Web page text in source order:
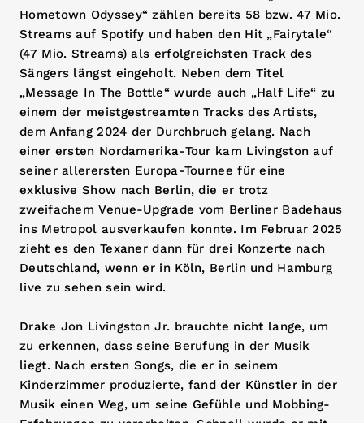
Hometown Odyssey“ zählen bereits 58 bzw. 47 Mio.
Streams auf Spotify und haben den Hit „Fairytale“
(47 Mio. Streams) als erfolgreichsten Track des
Sängers längst eingeholt. Neben dem Titel
„Message In The Bottle“ wurde auch „Half Life“ zu
einem der meistgestreamten Tracks des Artists,
dem Anfang 2024 der Durchbruch gelang. Nach
einer ersten Nordamerika-Tour kam Livingston auf
seiner allerersten Europa-Tournee für eine
exklusive Show nach Berlin, die er trotz
zweifachem Venue-Upgrade vom Berliner Badehaus
ins Metropol ausverkaufen konnte. Im Februar 2025
zieht es den Texaner dann für drei Konzerte nach
Deutschland, wenn er in Köln, Berlin und Hamburg
live zu sehen sein wird.
Drake Jon Livingston Jr. brauchte nicht lange, um
zu erkennen, dass seine Berufung in der Musik
liegt. Nach ersten Songs, die er in seinem
Kinderzimmer produzierte, fand der Künstler in der
Musik einen Weg, um seine Gefühle und Mobbing-